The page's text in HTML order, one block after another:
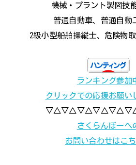
機械・プラント製図技
普通自動車、普通自動
2級小型船舶操縦士、危険物
ランキング参加
クリックでの応援お願い
さくらんぼーへ
お問い合わせはこ